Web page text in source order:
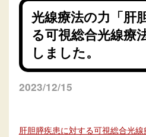
光線療法の力「肝
る可視総合光線療
しました。
2023/12/15
肝胆膵疾患に対する可視総合光